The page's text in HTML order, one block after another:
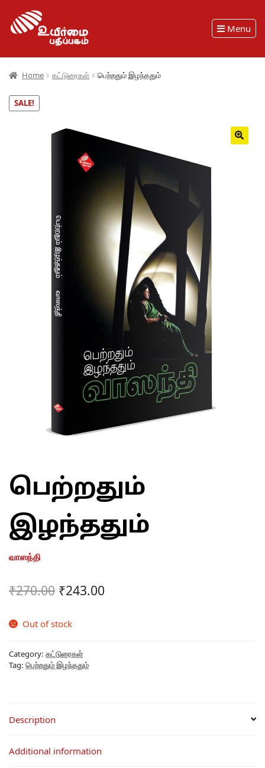
Menu
Home கட்டுரைகள் பெற்றதும் இழந்ததும்
SALE!
பெற்றதும்
இழந்ததும்
வாஸந்தி
₹270.00 Original
was:
₹243.00
Out of stock
Category: கட்டுரைகள்
Tag: பெற்றதும் இழந்ததும்
Description
Additional information